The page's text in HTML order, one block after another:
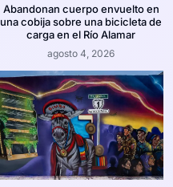
Abandonan cuerpo envuelto en
una cobija sobre una bicicleta de
carga en el Río Alamar
agosto 4, 2026